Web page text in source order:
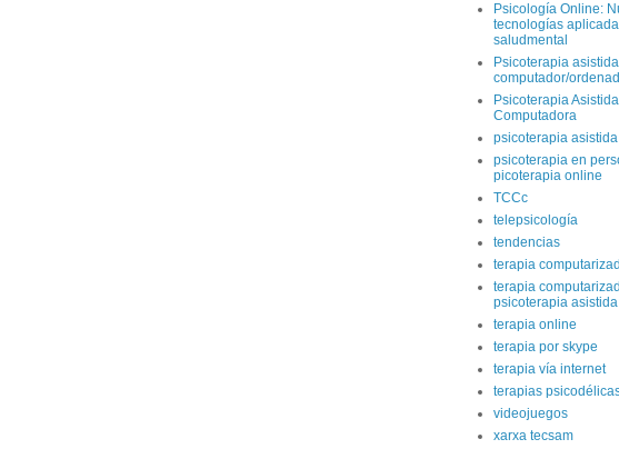
Psicología Online:
tecnologías
saludmental
Psicoterapia
computador/
Psicoterapia
Computadora
psicoterapia
psicoterapia en
picoterapia online
TCCc
telepsicología
tendencias
terapia
terapia
psicoterapia
terapia online
terapia por skype
terapia vía internet
terapias
videojuegos
xarxa tecsam